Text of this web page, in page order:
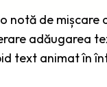
notă de mișcare
adăugarea
text animat în